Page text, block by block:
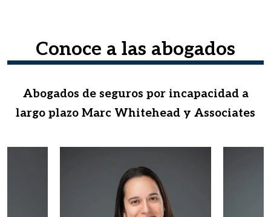
Conoce a las abogados
Abogados de seguros por incapacidad a
largo plazo Marc Whitehead y Associates